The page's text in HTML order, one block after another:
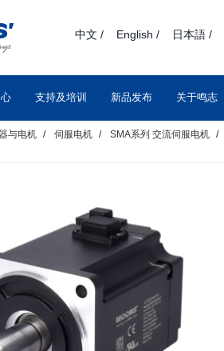
中文 / English / 日本語 /
支持及培训 新品发布 关于鸣志
与电机 伺服电机 SMA系列 交流伺服电机